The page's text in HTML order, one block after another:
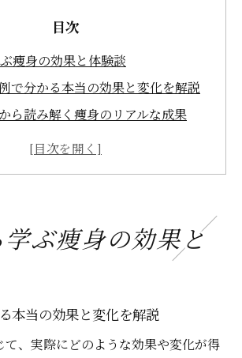
目次
痩身の効果と体験談
で分かる本当の効果と変化を解説
ら読み解く痩身のリアルな成果
術の実例で見えるメリットと注意点
ターで比較する痩身の変化
ォーアフター実例で見る成果の証
で分かる痩身施術のビフォーアフ
ぶ痩身の効果と
本当の効果と変化を解説
て、実際にどのような効果や変化が得